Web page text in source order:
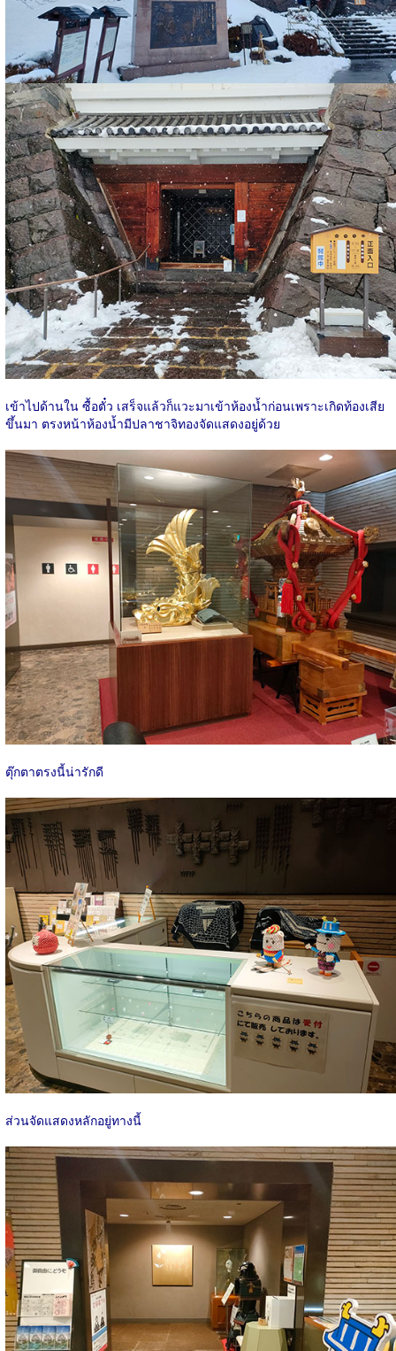
เข้าไปด้านใน ซื้อตั๋ว เสร็จแล้วก็แวะมาเข้าห้องน้ำก่อนเพราะเกิดท้องเสีย
ขึ้นมา ตรงหน้าห้องน้ำมีปลาชาจิทองจัดแสดงอยู่ด้วย
ตุ๊กตาตรงนี้น่ารักดี
ส่วนจัดแสดงหลักอยู่ทางนี้